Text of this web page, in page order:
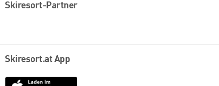
Skiresort-Partner
Skiresort.at App
App